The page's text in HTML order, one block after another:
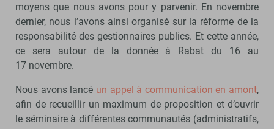
moyens que nous avons pour y parvenir. En novembre
dernier, nous l’avons ainsi organisé sur la réforme de la
responsabilité des gestionnaires publics. Et cette année,
ce sera autour de la donnée à Rabat du 16 au
17 novembre.
Nous avons lancé un appel à communication en amont,
afin de recueillir un maximum de proposition et d’ouvrir
le séminaire à différentes communautés (administratifs,